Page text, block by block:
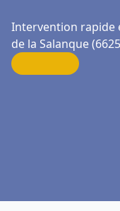
Intervention rapide
de la Salanque